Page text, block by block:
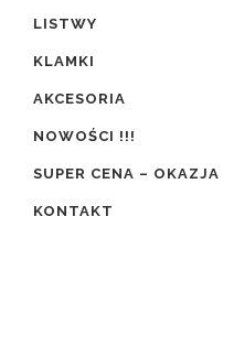
LISTWY
KLAMKI
AKCESORIA
NOWOŚCI !!!
SUPER CENA – OKAZJA
KONTAKT